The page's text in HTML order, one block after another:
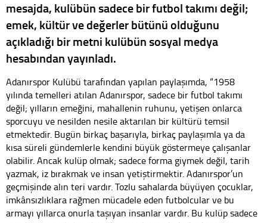
mesajda, kulübün sadece bir futbol takımı değil;
emek, kültür ve değerler bütünü olduğunu
açıkladığı bir metni kulübün sosyal medya
hesabından yayınladı.
Adanırspor Kulübü tarafından yapılan paylaşımda, “1958
yılında temelleri atılan Adanırspor, sadece bir futbol takımı
değil; yılların emeğini, mahallenin ruhunu, yetişen onlarca
sporcuyu ve nesilden nesile aktarılan bir kültürü temsil
etmektedir. Bugün birkaç başarıyla, birkaç paylaşımla ya da
kısa süreli gündemlerle kendini büyük göstermeye çalışanlar
olabilir. Ancak kulüp olmak; sadece forma giymek değil, tarih
yazmak, iz bırakmak ve insan yetiştirmektir. Adanırspor’un
geçmişinde alın teri vardır. Tozlu sahalarda büyüyen çocuklar,
imkânsızlıklara rağmen mücadele eden futbolcular ve bu
armayı yıllarca onurla taşıyan insanlar vardır. Bu kulüp sadece